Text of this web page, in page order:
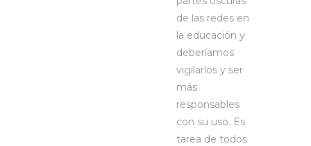
de las redes en
la educación y
deberíamos
vigilarlos y ser
más
responsables
con su uso. Es
tarea de todos